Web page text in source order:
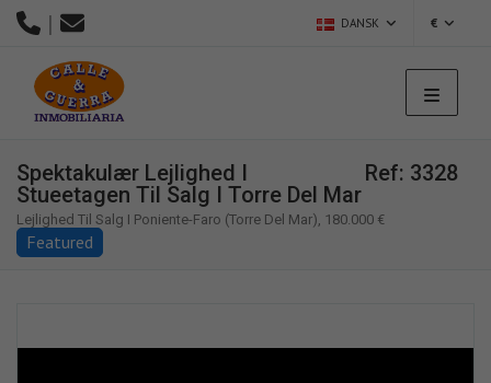
| DANSK €
Ref: 3328
Spektakulær Lejlighed I
Stueetagen Til Salg I Torre Del Mar
Lejlighed Til Salg I Poniente-Faro (Torre Del Mar), 180.000 €
Featured